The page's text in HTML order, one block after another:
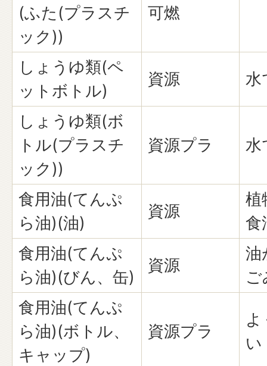
(ふた(プラスチ
ック))
可燃
しょうゆ類(ペ
ットボトル)
資源 水
しょうゆ類(ボ
トル(プラスチ
ック))
資源プラ 水
食用油(てんぷ
ら油)(油)
資源
植
食
食用油(てんぷ
ら油)(びん、缶)
資源
油
ご
食用油(てんぷ
ら油)(ボトル、
キャップ)
資源プラ
い